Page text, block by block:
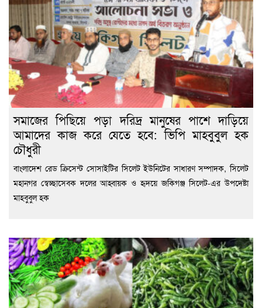
সমাজের পিছিয়ে পড়া দরিদ্র মানুষের পাশে দাড়িয়ে
আমাদের কাজ করে যেতে হবে: ভিপি মাহবুবুল হক
চৌধুরী
বাংলাদেশ রেড ক্রিসেন্ট সোসাইটির সিলেট ইউনিটের সাধারণ সম্পাদক, সিলেট
মহানগর স্বেচ্ছাসেবক দলের আহ্বায়ক ও হৃদয়ে জকিগঞ্জ সিলেট-এর উপদেষ্টা
মাহবুবুল হক